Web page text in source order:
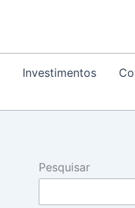
Investimentos
Pesquisar